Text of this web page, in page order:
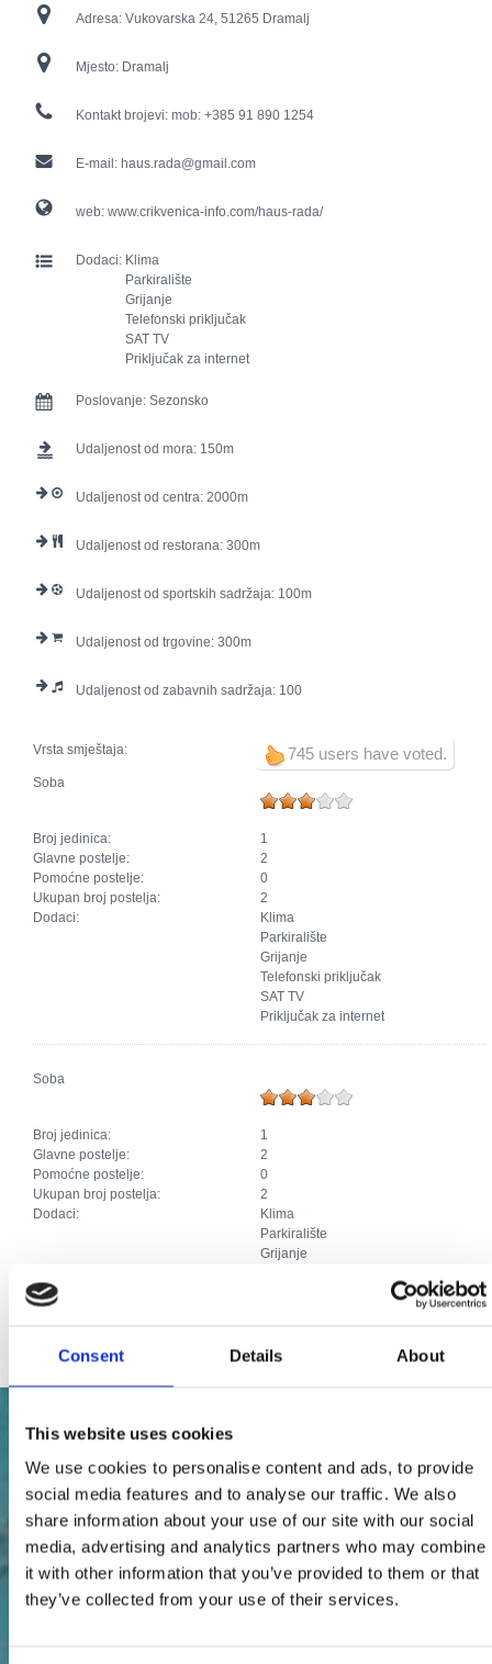
Consent Details About
This website uses cookies
We use cookies to personalise content and ads, to provide
social media features and to analyse our traffic. We also
share information about your use of our site with our social
media, advertising and analytics partners who may combine
it with other information that you’ve provided to them or that
they’ve collected from your use of their services.
Adresa: Vukovarska 24, 51265 Dramalj
Mjesto: Dramalj
Kontakt brojevi: mob: +385 91 890 1254
E-mail: haus.rada@gmail.com
web: www.crikvenica-info.com/haus-rada/
Dodaci: Klima
Parkiralište
Grijanje
Telefonski priključak
SAT TV
Priključak za internet
Poslovanje: Sezonsko
Udaljenost od mora: 150
Udaljenost od centra: 2000
Udaljenost od restorana: 300
Udaljenost od sportskih sadržaja: 100
Udaljenost od trgovine: 300
Udaljenost od zabavnih sadržaja: 100
745 users have voted.
Vrsta smještaja:
Soba
Broj jedinica:
1
Glavne postelje:
2
Pomoćne postelje:
0
Ukupan broj postelja:
2
Dodaci:
Klima
Parkiralište
Grijanje
Telefonski priključak
SAT TV
Priključak za internet
Soba
Broj jedinica:
1
Glavne postelje:
2
Pomoćne postelje:
0
Ukupan broj postelja:
2
Dodaci:
Klima
Parkiralište
Grijanje